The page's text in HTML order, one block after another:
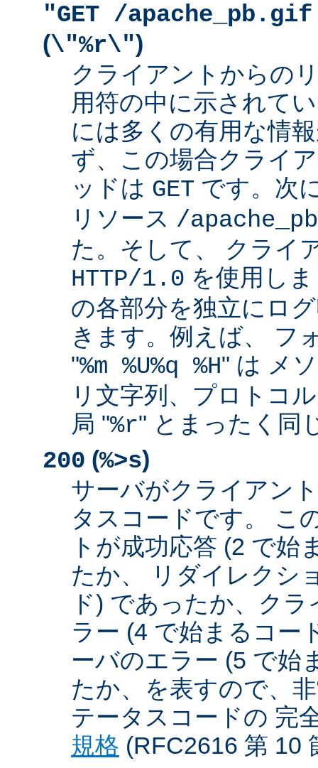
"GET /
(\"%r\")
クライアントからの
用符の中に示されて
には多くの有用な情
ず、この場合クライ
ッドは GET です。次
リソース /
た。そして、 クライ
HTTP/1.0 を使用し
の各部分を独立にロ
きます。例えば、 フ
"%m %U%q %H" は メ
リ文字列、プロトコ
局 "%r" とまったく同
200 (%>s)
サーバがクライアン
タスコードです。 こ
トが成功応答 (2 で始
たか、 リダイレクシ
ド) であったか、ク
ラー (4 で始まるコー
ーバのエラー (5 で始
たか、を表すので、
テータスコードの 完
規格 (RFC2616 第 10